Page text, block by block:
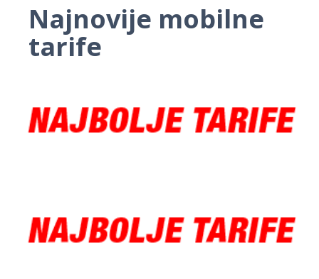
Najnovije mobilne
tarife